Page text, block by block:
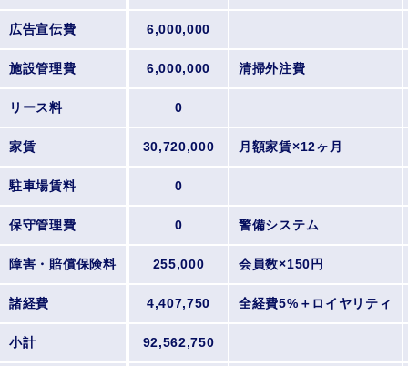
広告宣伝費 6,000,000
施設管理費 6,000,000 清掃外注費
リース料 0
家賃 30,720,000 月額家賃×12ヶ月
駐車場賃料 0
保守管理費 0 警備システム
障害・賠償保険料 255,000 会員数×150円
諸経費 4,407,750 全経費5%＋ロイヤリティ
小計 92,562,750